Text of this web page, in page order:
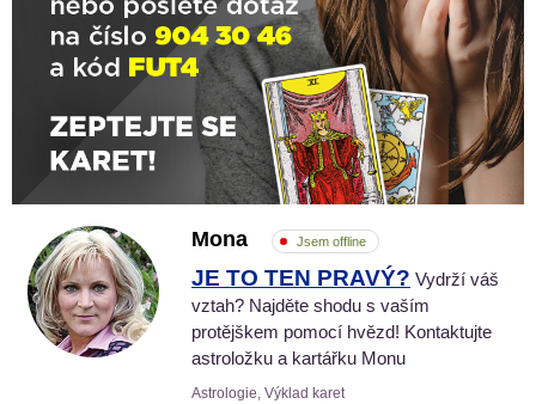
Mona Jsem offline
JE TO TEN PRAVÝ? Vydrží váš
vztah? Najděte shodu s vaším
protějškem pomocí hvězd! Kontaktujte
astroložku a kartářku Monu
Astrologie, Výklad karet